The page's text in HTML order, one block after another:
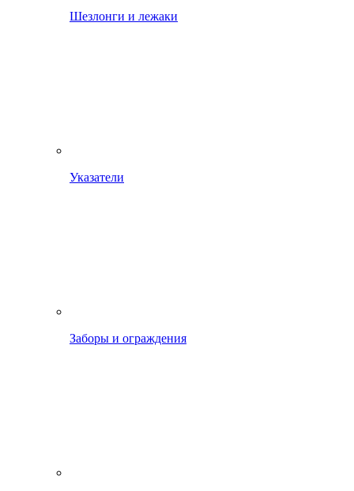
Шезлонги и лежаки
Указатели
Заборы и ограждения